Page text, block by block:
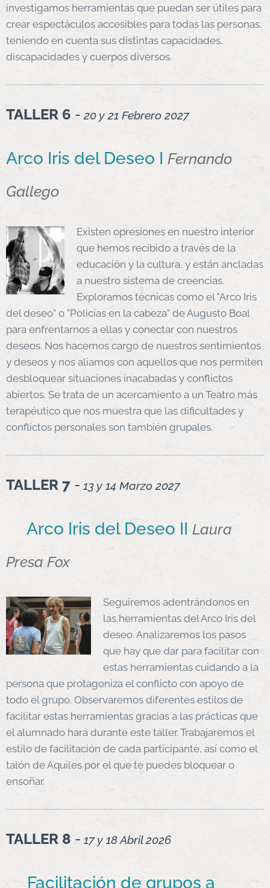
investigamos herramientas que puedan ser útiles para
crear espectáculos accesibles para todas las personas,
teniendo en cuenta sus distintas capacidades,
discapacidades y cuerpos diversos.
TALLER 6 - 20 y 21 Febrero 2027
Arco Iris del Deseo I Fernando
Gallego
Existen opresiones en nuestro interior
que hemos recibido a través de la
educación y la cultura, y están ancladas
a nuestro sistema de creencias.
Exploramos técnicas como el "Arco Iris
del deseo" o "Policías en la cabeza" de Augusto Boal
para enfrentarnos a ellas y conectar con nuestros
deseos. Nos hacemos cargo de nuestros sentimientos
y deseos y nos aliamos con aquellos que nos permiten
desbloquear situaciones inacabadas y conflictos
abiertos. Se trata de un acercamiento a un Teatro más
terapéutico que nos muestra que las dificultades y
conflictos personales son también grupales.
TALLER 7 - 13 y 14 Marzo 2027
Arco Iris del Deseo II Laura
Presa Fox
Seguiremos adentrándonos en
las herramientas del Arco Iris del
deseo. Analizaremos los pasos
que hay que dar para facilitar con
estas herramientas cuidando a la
persona que protagoniza el conflicto con apoyo de
todo el grupo. Observaremos diferentes estilos de
facilitar estas herramientas gracias a las prácticas que
el alumnado hará durante este taller. Trabajaremos el
estilo de facilitación de cada participante, así como el
talón de Aquiles por el que te puedes bloquear o
ensoñar.
TALLER 8 - 17 y 18 Abril 2026
Facilitación de grupos a